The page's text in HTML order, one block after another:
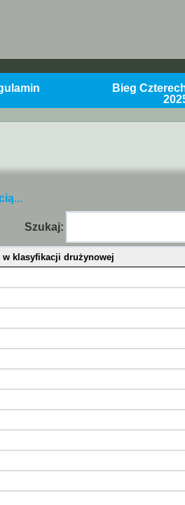
Bieg
...
Szukaj:
w klasyfikacji drużynowej